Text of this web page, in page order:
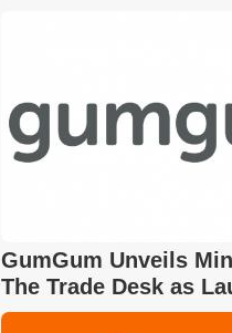
GumGum Unveils
The Trade Desk as